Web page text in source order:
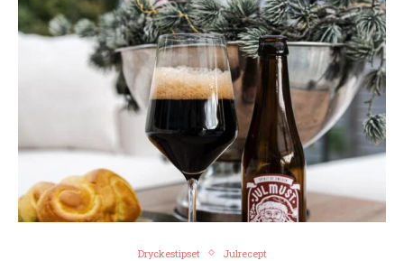
Dryckestipset Julrecept